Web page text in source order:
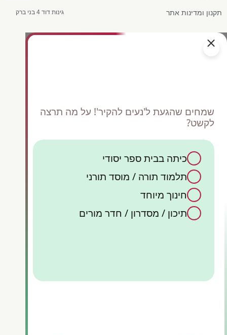
תקנון ומדינות אתר גינות דוד 4 בני ברק
שמחים שהגעת ל'נעים להקיר'! על מה תרצה
לקשט?
כיתה בבית ספר יסודי
תלמוד תורה / מוסד תורני
חינוך מיוחד
תיכון / מסדרון / חדר מורים